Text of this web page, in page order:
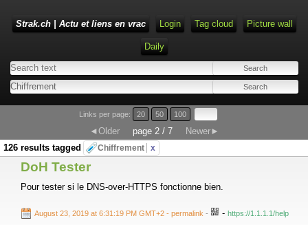
Strak.ch | Actu et liens en vrac Login Tag cloud Picture wall
Daily
Links per page: 20 50 100
◄Older page 2 / 7
Newer►
126 results tagged
Chiffrement x
DoH Tester
Pour tester si le DNS-over-HTTPS fonctionne bien.
August 23, 2019 at 6:31:19 PM GMT+2 - permalink - - https://1.1.1.1/help